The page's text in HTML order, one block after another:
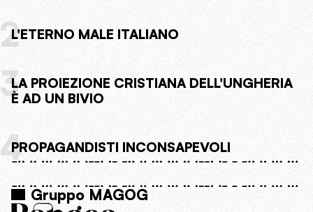
2L'ETERNO MALE ITALIANO
3LA PROIEZIONE CRISTIANA DELL'UNGHERIA
È AD UN BIVIO
4PROPAGANDISTI INCONSAPEVOLI
Gruppo MAGOG